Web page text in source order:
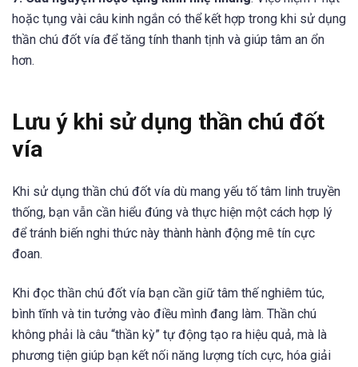
hoặc tụng vài câu kinh ngắn có thể kết hợp trong khi sử dụng
thần chú đốt vía để tăng tính thanh tịnh và giúp tâm an ổn
hơn.
Lưu ý khi sử dụng thần chú đốt
vía
Khi sử dụng thần chú đốt vía dù mang yếu tố tâm linh truyền
thống, bạn vẫn cần hiểu đúng và thực hiện một cách hợp lý
để tránh biến nghi thức này thành hành động mê tín cực
đoan.
Khi đọc thần chú đốt vía bạn cần giữ tâm thế nghiêm túc,
bình tĩnh và tin tưởng vào điều mình đang làm. Thần chú
không phải là câu “thần kỳ” tự động tạo ra hiệu quả, mà là
phương tiện giúp bạn kết nối năng lượng tích cực, hóa giải